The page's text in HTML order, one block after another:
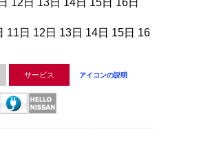
12日 13日 14日 15日 16日
11日 12日 13日 14日 15日 16
サービス アイコンの説明